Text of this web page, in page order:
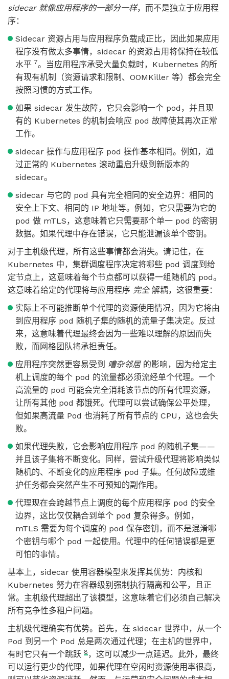
sidecar 就像应用程序的一部分一样，而不是独立于应用程
序：
Sidecar 资源占用与应用程序负载成正比，因此如果应用
程序没有做太多事情，sidecar 的资源占用将保持在较低
水平 7。当应用程序承受大量负载时，Kubernetes 的所
有现有机制（资源请求和限制、OOMKiller 等）都会完全
按照习惯的方式工作。
如果 sidecar 发生故障，它只会影响一个 pod，并且现
有的 Kubernetes 的机制会响应 pod 故障使其再次正常
工作。
sidecar 操作与应用程序 pod 操作基本相同。例如，通
过正常的 Kubernetes 滚动重启升级到新版本的
sidecar。
sidecar 与它的 pod 具有完全相同的安全边界：相同的
安全上下文、相同的 IP 地址等。例如，它只需要为它的
pod 做 mTLS，这意味着它只需要那个单一 pod 的密钥
数据。如果代理中存在错误，它只能泄漏该单个密钥。
对于主机级代理，所有这些事情都会消失。请记住，在
Kubernetes 中，集群调度程序决定将哪些 pod 调度到给
定节点上，这意味着每个节点都可以获得一组随机的 pod。
这意味着给定的代理将与应用程序 完全解耦，这很重要：
实际上不可能推断单个代理的资源使用情况，因为它将由
到应用程序 pod 随机子集的随机的流量子集决定。反过
来，这意味着代理最终会因为一些难以理解的原因而失
败，而网格团队将承担责任。
应用程序突然更容易受到 嘈杂邻居的影响，因为给定主
机上调度的每个 pod 的流量都必须流经单个代理。一个
高流量的 pod 可能会完全消耗该节点的所有代理资源，
让所有其他 pod 都饿死。代理可以尝试确保公平处理，
但如果高流量 Pod 也消耗了所有节点的 CPU，这也会失
败。
如果代理失败，它会影响应用程序 pod 的随机子集——
并且该子集将不断变化。同样，尝试升级代理将影响类似
随机的、不断变化的应用程序 pod 子集。任何故障或维
护任务都会突然产生不可预知的副作用。
代理现在会跨越节点上调度的每个应用程序 pod 的安全
边界，这比仅仅耦合到单个 pod 复杂得多。例如，
mTLS 需要为每个调度的 pod 保存密钥，而不是混淆哪
个密钥与哪个 pod 一起使用。代理中的任何错误都是更
可怕的事情。
基本上，sidecar 使用容器模型来发挥其优势：内核和
Kubernetes 努力在容器级别强制执行隔离和公平，且正
常。主机级代理超出了该模型，这意味着它们必须自己解决
所有竞争性多租户问题。
主机级代理确实有优势。首先，在 sidecar 世界中，从一个
Pod 到另一个 Pod 总是两次通过代理；在主机的世界中，
有时它只有一个跳跃 8 ，这可以减少一点延迟。此外，最终
可以运行更少的代理，如果代理在空闲时资源使用率很高，